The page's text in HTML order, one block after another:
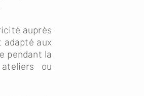
auprès
adapté aux
pendant la
ou